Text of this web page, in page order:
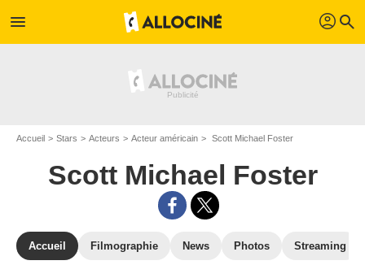
menu profil search
Accueil Stars Acteurs Acteur américain Scott Michael Foster
Scott Michael Foster
Accueil Filmographie News Photos Streaming